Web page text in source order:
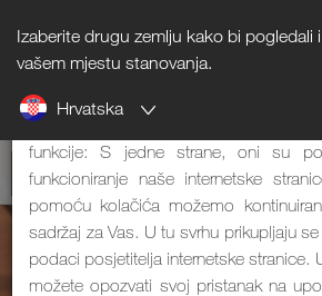
Izaberite drugu zemlju kako bi pogledali
vašem mjestu stanovanja.
Hrvatska
Napomena o kolačićima
Naša internetska stranica koristi
funkcije: S jedne strane, oni su
funkcioniranje naše internetske
pomoću kolačića možemo
sadržaj za Vas. U tu svrhu prikupljaju
podaci posjetitelja internetske stranice.
možete opozvati svoj pristanak na